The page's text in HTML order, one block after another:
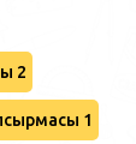
2
1